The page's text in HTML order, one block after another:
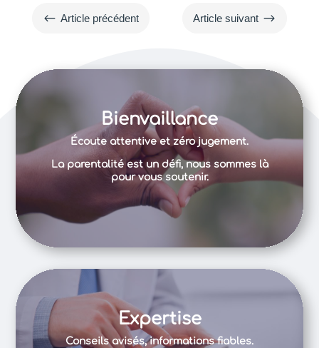
# Article précédent Article suivant $
Bienvaillance
Écoute attentive et zéro jugement.
La parentalité est un défi, nous sommes là
pour vous soutenir.
Expertise
Conseils avisés, informations fiables.